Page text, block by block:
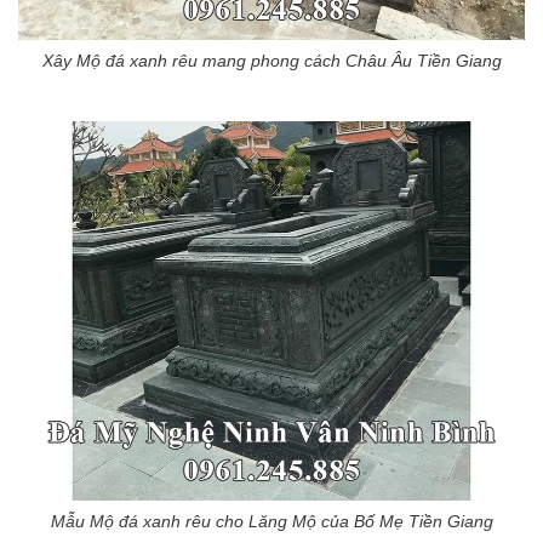
Xây Mộ đá xanh rêu mang phong cách Châu Âu Tiền Giang
Mẫu Mộ đá xanh rêu cho Lăng Mộ của Bố Mẹ Tiền Giang